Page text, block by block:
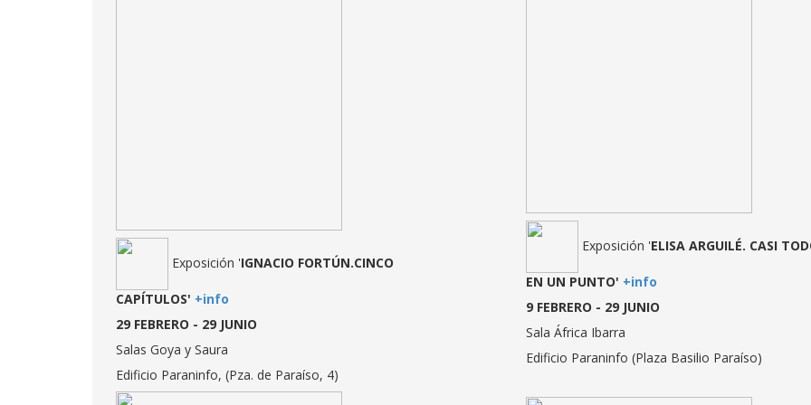
Exposición 'IGNACIO FORTÚN.CINCO
CAPÍTULOS' +info
29 FEBRERO - 29 JUNIO
Salas Goya y Saura
Edificio Paraninfo, (Pza. de Paraíso, 4)
Exposición 'ELISA ARGUILÉ. CASI
EN UN PUNTO' +info
9 FEBRERO - 29 JUNIO
Sala África Ibarra
Edificio Paraninfo (Plaza Basilio Paraíso)